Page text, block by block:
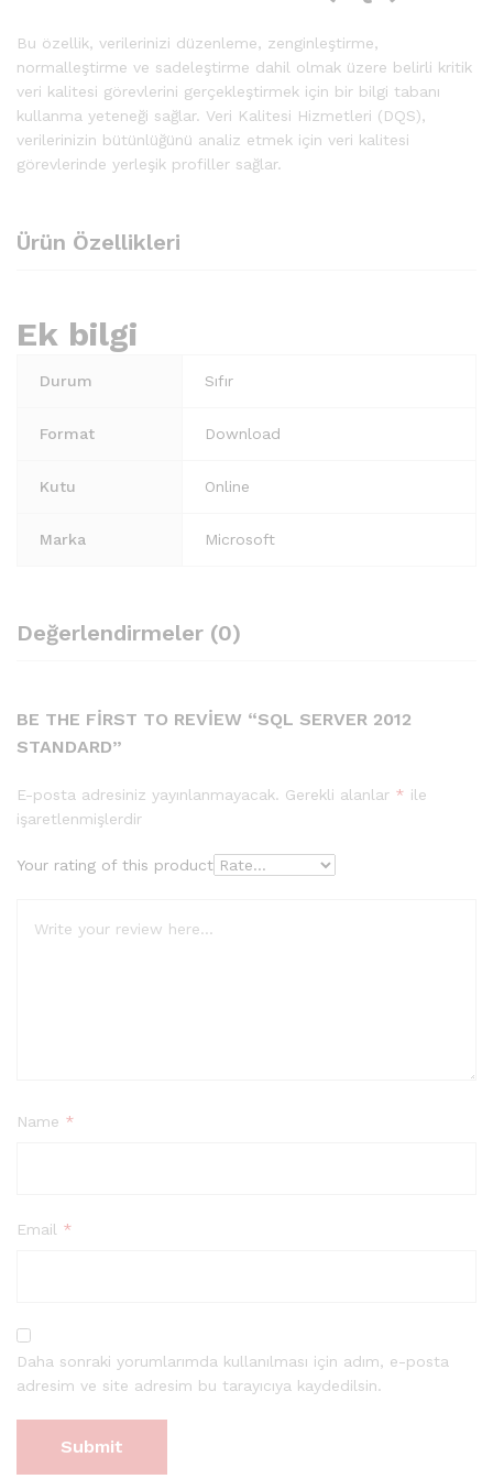
Bu özellik, verilerinizi düzenleme, zenginleştirme,
normalleştirme ve sadeleştirme dahil olmak üzere belirli kritik
veri kalitesi görevlerini gerçekleştirmek için bir bilgi tabanı
kullanma yeteneği sağlar. Veri Kalitesi Hizmetleri (DQS),
verilerinizin bütünlüğünü analiz etmek için veri kalitesi
görevlerinde yerleşik profiller sağlar.
Ürün Özellikleri
Ek bilgi
Durum Sıfır
Format Download
Kutu Online
Marka Microsoft
Değerlendirmeler (0)
BE THE FIRST TO REVIEW “SQL SERVER 2012
STANDARD”
E-posta adresiniz yayınlanmayacak. Gerekli alanlar * ile
işaretlenmişlerdir
Your rating of this product
Name *
Email *
Daha sonraki yorumlarımda kullanılması için adım, e-posta
adresim ve site adresim bu tarayıcıya kaydedilsin.